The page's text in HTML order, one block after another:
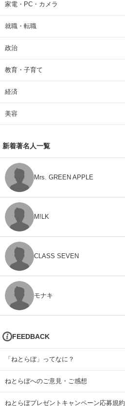
家電・PC・カメラ
就職・転職
政治
教育・子育て
経済
美容
新着著名人一覧
Mrs. GREEN APPLE
M!LK
CLASS SEVEN
モナキ
FEEDBACK
「ねとらぼ」ってなに？
ねとらぼへのご意見・ご感想
ねとらぼプレゼントキャンペーン応募規約